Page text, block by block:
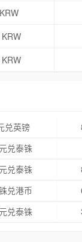
兑英镑
兑泰铢
兑泰铢
兑港币
兑泰铢